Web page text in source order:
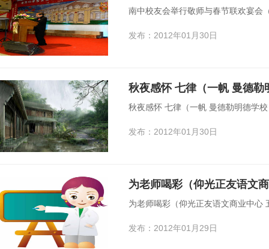
发布：2012年01月30日
秋夜感怀 七律（一帆 曼德勒
秋夜感怀 七律（一帆 曼德勒明德学
发布：2012年01月30日
为老师喝彩（仰光正友语文
为老师喝彩（仰光正友语文商业中心
发布：2012年01月29日